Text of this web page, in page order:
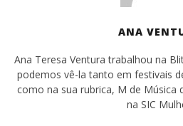
ANA
Ana Teresa Ventura trabalhou na
podemos vê-la tanto em festivais
como na sua rubrica, M de Música
na SIC